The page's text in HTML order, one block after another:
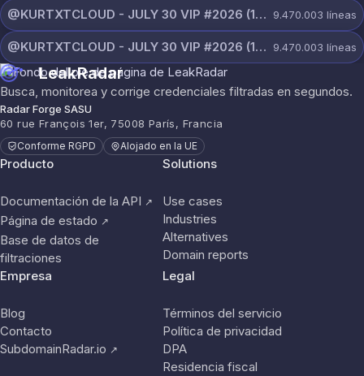
@KURTXTCLOUD - JULY 30 VIP #2026 (112).txt 9.470.003 líneas
@KURTXTCLOUD - JULY 30 VIP #2026 (111).txt 9.470.003 líneas
LeakRadar
Busca, monitorea y corrige credenciales filtradas en segundos.
Radar Forge SASU
60 rue François 1er, 75008 París, Francia
Conforme RGPD Alojado en la UE
Producto
Documentación de la API ↗
Página de estado ↗
Base de datos de
filtraciones
Solutions
Use cases
Industries
Alternatives
Domain reports
Empresa
Blog
Contacto
SubdomainRadar.io ↗
Legal
Términos del servicio
Política de privacidad
DPA
Residencia fiscal